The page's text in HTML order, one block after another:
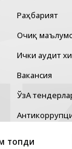
топди
Раҳбарият
Очиқ
Ички аудит
Вакансия
ЎзА
Гендер тенглик